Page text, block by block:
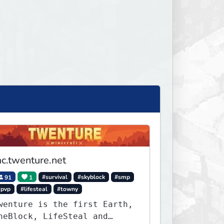
91 1 #survival #skyblock
#smp
#lifesteal #towny
is the first Earth,
LifeSteal and